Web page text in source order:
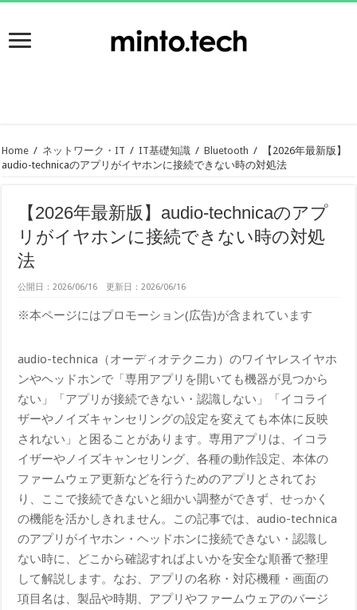
Home / ネットワーク・IT / IT基礎知識 / Bluetooth /
【2026年最新版】
audio-technicaのアプリがイヤホンに接続できない時の対処法
【2026年最新版】audio-technicaのアプ
リがイヤホンに接続できない時の対処
法
公開日：2026/06/16 更新日：2026/06/16
※本ページにはプロモーション(広告)が含まれています
audio-technica（オーディオテクニカ）のワイヤレスイヤホ
ンやヘッドホンで「専用アプリを開いても機器が見つから
ない」「アプリが接続できない・認識しない」「イコライ
ザーやノイズキャンセリングの設定を変えても本体に反映
されない」と困ることがあります。専用アプリは、イコラ
イザーやノイズキャンセリング、各種の動作設定、本体の
ファームウェア更新などを行うためのアプリとされてお
り、ここで接続できないと細かい調整ができず、せっかく
の機能を活かしきれません。この記事では、audio-technica
のアプリがイヤホン・ヘッドホンに接続できない・認識し
ない時に、どこから確認すればよいかを安全な順番で整理
して解説します。なお、アプリの名称・対応機種・画面の
項目名は、製品や時期、アプリやファームウェアのバージ